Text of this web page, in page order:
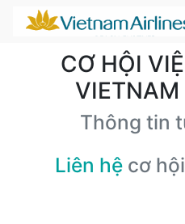
CƠ HỘI
VIETNAM
Thông tin
Liên hệ cơ